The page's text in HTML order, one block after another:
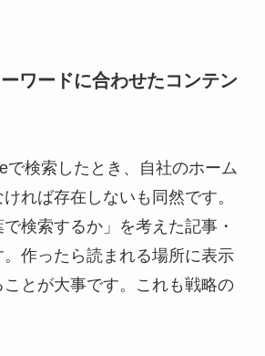
ワードに合わせたコンテン
で検索したとき、自社のホーム
れば存在しないも同然です。
で検索するか」を考えた記事・
作ったら読まれる場所に表示
とが大事です。これも戦略の